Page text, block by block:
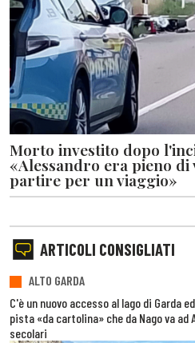
Morto investito dopo
«Alessandro era pieno
partire per un viaggio»
ARTICOLI CONSIGLIATI
ALTO GARDA
C'è un nuovo accesso al lago di Garda
pista «da cartolina» che da Nago va
secolari